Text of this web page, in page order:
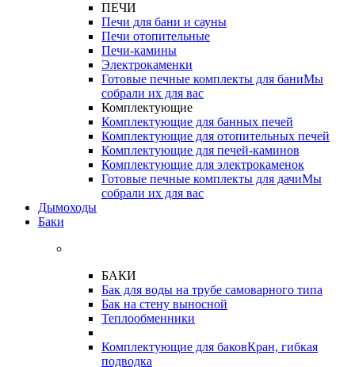
ПЕЧИ
Печи для бани и сауны
Печи отопительные
Печи-камины
Электрокаменки
Готовые печные комплекты для баниМы
собрали их для вас
Комплектующие
Комплектующие для банных печей
Комплектующие для отопительных печей
Комплектующие для печей-каминов
Комплектующие для электрокаменок
Готовые печные комплекты для дачиМы
собрали их для вас
Дымоходы
Баки
БАКИ
Бак для воды на трубе самоварного типа
Бак на стену выносной
Теплообменники
Комплектующие для баковКран, гибкая
подводка